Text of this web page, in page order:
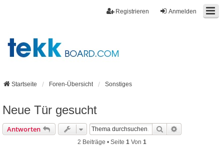
Anmelden
Registrieren
Startseite Foren-Übersicht Sonstiges
Neue Tür gesucht
Antworten Suche
2 Beiträge • Seite 1 Von 1